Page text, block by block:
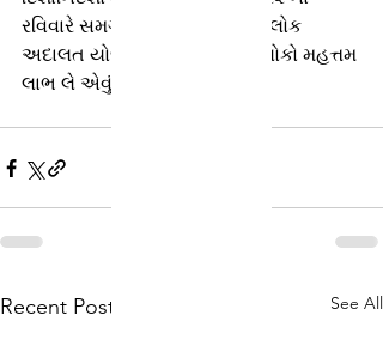
રવિવારે સમગ્ર રાજ્યમાં નેશનલ લોક
અદાલત યોજાશે જેનો સંબધિત લોકો મહત્તમ
લાભ લે એવું જણાવ્યું છે.
Recent Posts See All